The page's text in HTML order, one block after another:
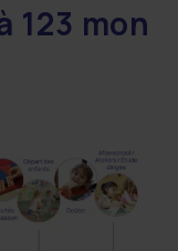
123 mon